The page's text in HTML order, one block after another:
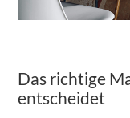
Das richtige
entscheidet